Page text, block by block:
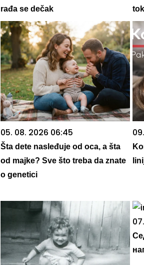
rađa se dečak
05. 08. 2026 06:45
Šta dete nasleđuje od oca, a šta
od majke? Sve što treba da znate
o genetici